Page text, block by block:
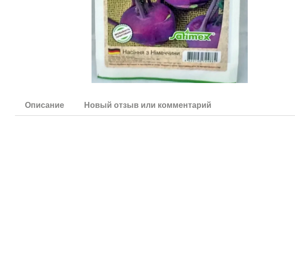
Описание Новый отзыв или комментарий